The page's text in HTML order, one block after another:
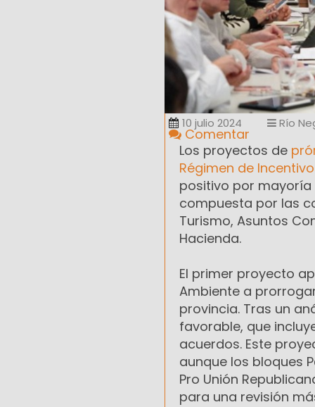
10 julio 2024 Río
Comentar
Los proyectos de
Régimen de
positivo por mayoría
compuesta por las
Turismo, Asuntos
Hacienda.
El primer proyecto
Ambiente a
provincia. Tras un
favorable, que
acuerdos. Este
aunque los bloques
Pro Unión
para una revisión